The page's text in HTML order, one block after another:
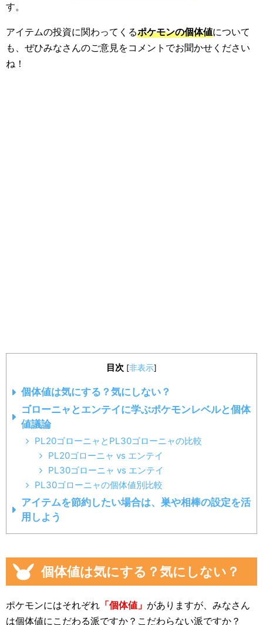
す。
アイテムの投資に関わってくるポケモンの個体値について
も、ぜひみなさんのご意見をコメントでお聞かせください
ね！
目次 [非表示]
個体値は気にする？気にしない？
ゴローニャとエンテイに学ぶポケモンレベルと個体
値議論
PL20ゴローニャとPL30ゴローニャの比較
PL20ゴローニャ vs エンテイ
PL30ゴローニャ vs エンテイ
PL30ゴローニャの個体値別比較
アイテムを節約したい場合は、巣や相棒の設定を活
用しよう
個体値は気にする？気にしない？
ポケモンにはそれぞれ 「個体値」 がありますが、みなさん
は個体値にこだわる派ですか？こだわらない派ですか？